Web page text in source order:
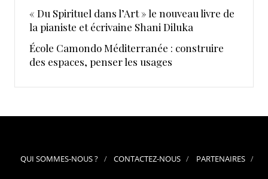
« Du Spirituel dans l’Art » le nouveau livre de
la pianiste et écrivaine Shani Diluka
École Camondo Méditerranée : construire
des espaces, penser les usages
QUI SOMMES-NOUS ? CONTACTEZ-NOUS PARTENAIRES